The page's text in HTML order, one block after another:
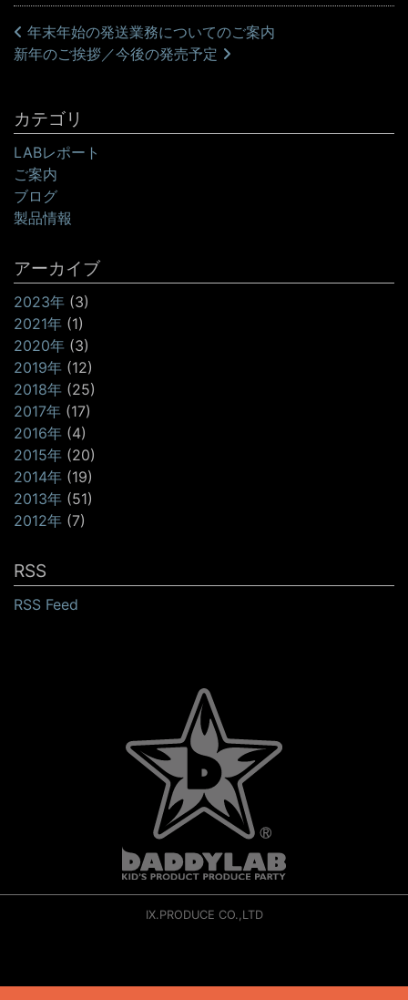
投稿ナビゲーション
年末年始の発送業務についてのご案内
新年のご挨拶／今後の発売予定
カテゴリ
LABレポート
ご案内
ブログ
製品情報
アーカイブ
2023年 (3)
2021年 (1)
2020年 (3)
2019年 (12)
2018年 (25)
2017年 (17)
2016年 (4)
2015年 (20)
2014年 (19)
2013年 (51)
2012年 (7)
RSS
RSS Feed
IX.PRODUCE CO.,LTD